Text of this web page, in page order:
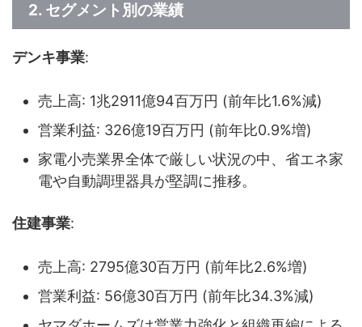
2. セグメント別の業績
デンキ事業:
売上高: 1兆2911億94百万円 (前年比1.6%減)
営業利益: 326億19百万円 (前年比0.9%増)
家電小売業界全体で厳しい状況の中、省エネ家
電や自動調理器具が堅調に推移。
住建事業:
売上高: 2795億30百万円 (前年比2.6%増)
営業利益: 56億30百万円 (前年比34.3%減)